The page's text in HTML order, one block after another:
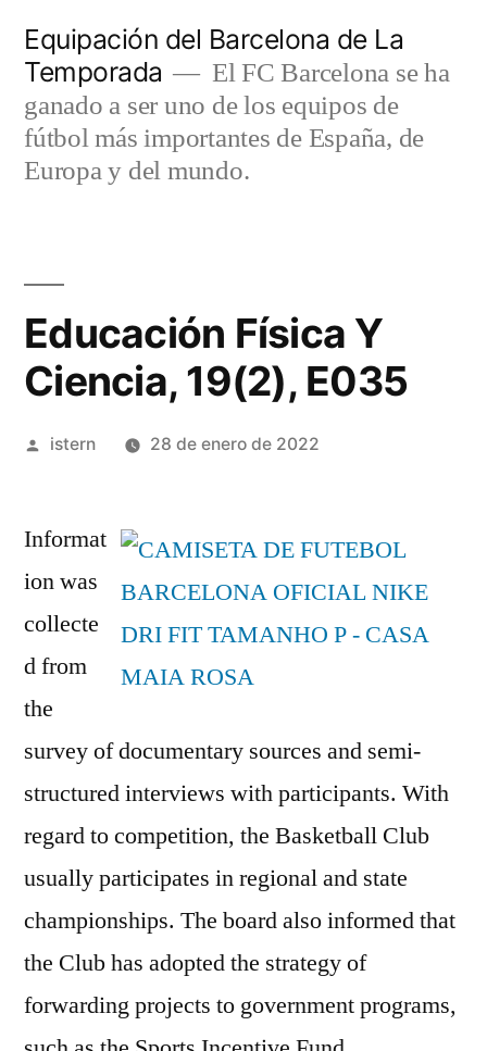
contenido
Equipación del Barcelona de La
Temporada
El FC Barcelona se ha
ganado a ser uno de los equipos de
fútbol más importantes de España, de
Europa y del mundo.
Educación Física Y
Ciencia, 19(2), E035
Publicado
istern 28 de enero de 2022
Informat
ion was
collecte
d from
the
survey of documentary sources and semi-
structured interviews with participants. With
regard to competition, the Basketball Club
usually participates in regional and state
championships. The board also informed that
the Club has adopted the strategy of
forwarding projects to government programs,